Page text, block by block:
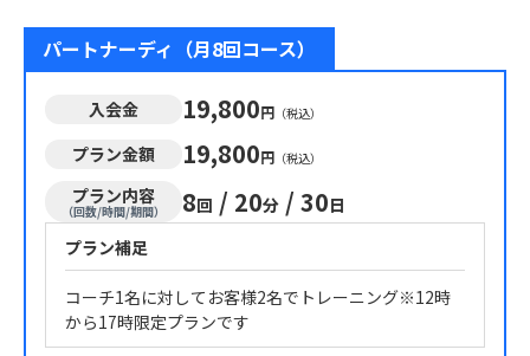
パートナーディ（月8回コース）
入会金 19,800円 （税込）
プラン金額 19,800円 （税込）
プラン内容
（回数/時間/期間） 8回 / 20分 / 30日
プラン補足
コーチ1名に対してお客様2名でトレーニング※12時
から17時限定プランです